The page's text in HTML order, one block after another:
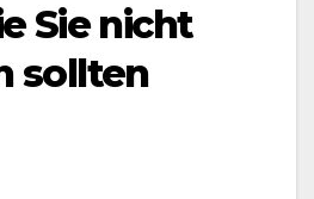
Sie nicht
sollten